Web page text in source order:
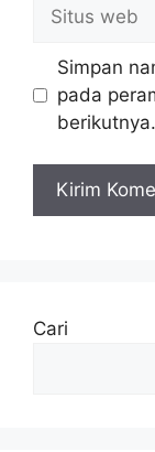
web
Simpan
pada
berikutnya.
Cari